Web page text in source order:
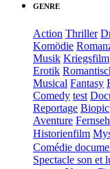
GENRE
Action Thriller
Komödie
Musik Kriegsfilm
Erotik
Musical Fantasy
Comedy test
Reportage Biopic
Aventure
Historienfilm
Comédie
Spectacle son et